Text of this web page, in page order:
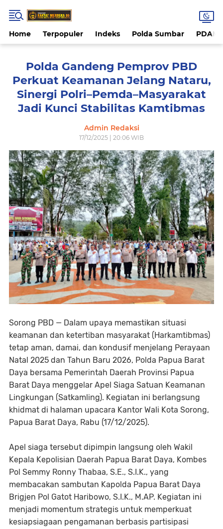
Home Terpopuler Indeks Polda Sumbar PDAM
Polda Gandeng Pemprov PBD
Perkuat Keamanan Jelang Nataru,
Sinergi Polri–Pemda–Masyarakat
Jadi Kunci Stabilitas Kamtibmas
Admin Redaksi
17/12/2025 | 20:06 WIB
Sorong PBD — Dalam upaya memastikan situasi
keamanan dan ketertiban masyarakat (Harkamtibmas)
tetap aman, damai, dan kondusif menjelang Perayaan
Natal 2025 dan Tahun Baru 2026, Polda Papua Barat
Daya bersama Pemerintah Daerah Provinsi Papua
Barat Daya menggelar Apel Siaga Satuan Keamanan
Lingkungan (Satkamling). Kegiatan ini berlangsung
khidmat di halaman upacara Kantor Wali Kota Sorong,
Papua Barat Daya, Rabu (17/12/2025).
Apel siaga tersebut dipimpin langsung oleh Wakil
Kepala Kepolisian Daerah Papua Barat Daya, Kombes
Pol Semmy Ronny Thabaa, S.E., S.I.K., yang
membacakan sambutan Kapolda Papua Barat Daya
Brigjen Pol Gatot Haribowo, S.I.K., M.AP. Kegiatan ini
menjadi momentum strategis untuk memperkuat
kesiapsiagaan pengamanan berbasis partisipasi